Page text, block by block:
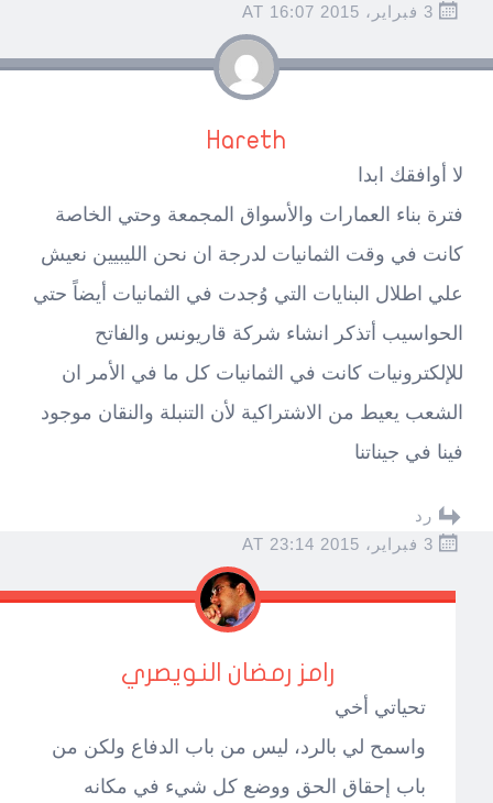
3 فبراير، 2015 AT 16:07
Hareth
لا أوافقك ابدا
فترة بناء العمارات والأسواق المجمعة وحتي الخاصة
كانت في وقت الثمانيات لدرجة ان نحن الليبيين نعيش
علي اطلال البنايات التي وُجدت في الثمانيات أيضاً حتي
الحواسيب أتذكر انشاء شركة قاريونس والفاتح
للإلكترونيات كانت في الثمانيات كل ما في الأمر ان
الشعب يعيط من الاشتراكية لأن التنبلة والنقان موجود
فينا في جيناتنا
رد
3 فبراير، 2015 AT 23:14
رامز رمضان النويصري
تحياتي أخي
واسمح لي بالرد، ليس من باب الدفاع ولكن من
باب إحقاق الحق ووضع كل شيء في مكانه